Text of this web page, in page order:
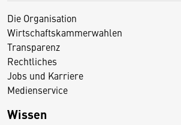
Die Organisation
Wirtschaftskammerwahlen
Transparenz
Rechtliches
Jobs und Karriere
Medienservice
Wissen